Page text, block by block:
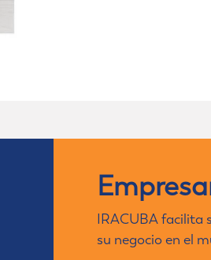
IRACUBA facilita
su negocio en el